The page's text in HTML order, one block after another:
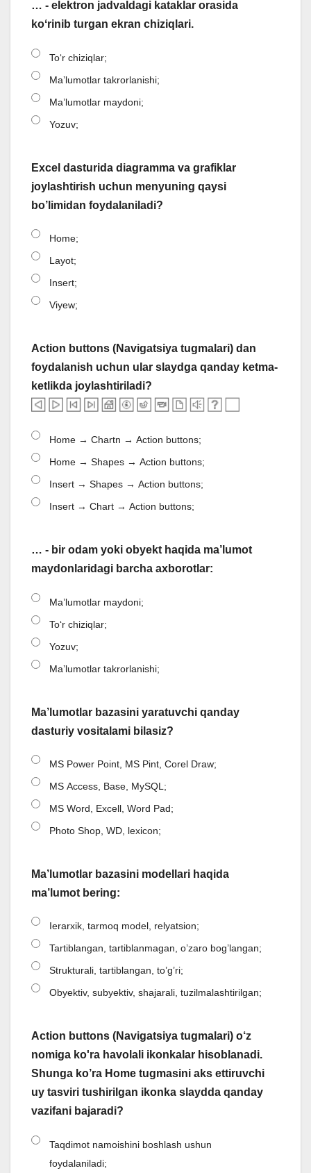
… - elektron jadvaldagi kataklar orasida
koʻrinib turgan ekran chiziqlari.
Toʻr chiziqlar;
Maʼlumotlar takrorlanishi;
Ma’lumotlar maydoni;
Yozuv;
Excel dasturida diagramma va grafiklar
joylashtirish uchun menyuning qaysi
bo’limidan foydalaniladi?
Home;
Layot;
Insert;
Viyew;
Action buttons (Navigatsiya tugmalari) dan
foydalanish uchun ular slaydga qanday ketma-
ketlikda joylashtiriladi?
Home → Chartn → Action buttons;
Home → Shapes → Action buttons;
Insert → Shapes → Action buttons;
Insert → Chart → Action buttons;
… - bir odam yoki obyekt haqida ma’lumot
maydonlaridagi barcha axborotlar:
Ma’lumotlar maydoni;
Toʻr chiziqlar;
Yozuv;
Maʼlumotlar takrorlanishi;
Ma’lumotlar bazasini yaratuvchi qanday
dasturiy vositalami bilasiz?
MS Power Point, MS Pint, Corel Draw;
MS Access, Base, MySQL;
MS Word, Excell, Word Pad;
Photo Shop, WD, lexicon;
Ma’lumotlar bazasini modellari haqida
ma’lumot bering:
Ierarxik, tarmoq model, relyatsion;
Tartiblangan, tartiblanmagan, o’zaro bog’langan;
Strukturali, tartiblangan, to’g’ri;
Obyektiv, subyektiv, shajarali, tuzilmalashtirilgan;
Action buttons (Navigatsiya tugmalari) o‘z
nomiga ko'ra havolali ikonkalar hisoblanadi.
Shunga ko’ra Home tugmasini aks ettiruvchi
uy tasviri tushirilgan ikonka slaydda qanday
vazifani bajaradi?
Taqdimot namoishini boshlash ushun
foydalaniladi;